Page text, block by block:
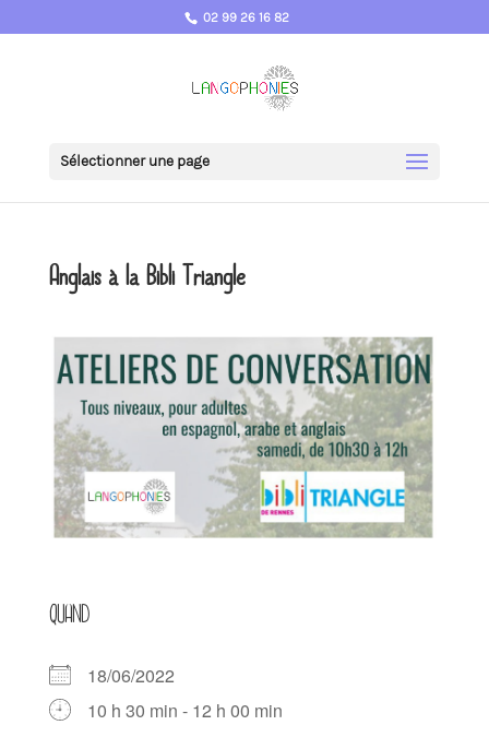
02 99 26 16 82
Sélectionner une page
Anglais à la Bibli Triangle
QUAND
18/06/2022
10 h 30 min - 12 h 00 min